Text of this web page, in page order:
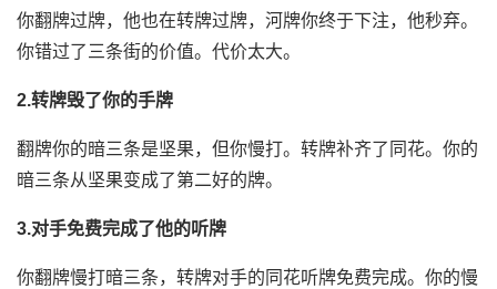
你翻牌过牌，他也在转牌过牌，河牌你终于下注，他秒弃。
你错过了三条街的价值。代价太大。
2.转牌毁了你的手牌
翻牌你的暗三条是坚果，但你慢打。转牌补齐了同花。你的
暗三条从坚果变成了第二好的牌。
3.对手免费完成了他的听牌
你翻牌慢打暗三条，转牌对手的同花听牌免费完成。你的慢